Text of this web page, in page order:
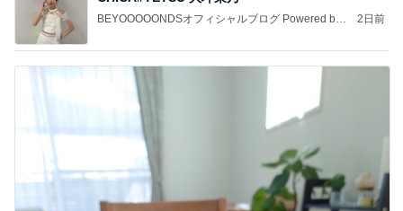
BEYOOOOONDSオフィシャルブログ Powered by
2日前